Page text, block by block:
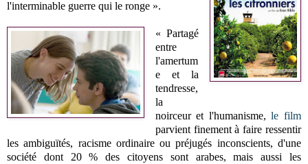
l'interminable guerre qui le ronge ».
« Partagé
entre
l'amertum
e et la
tendresse,
la
noirceur et l'humanisme,le film
parvient finement à faire ressentir
les ambiguïtés, racisme ordinaire ou préjugés inconscients, d'une
société dont 20 % des citoyens sont arabes, mais aussi les